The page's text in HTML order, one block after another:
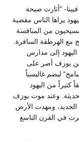
"أثارت صيحة
يراها الناس مفضية
التجار المسيحيون من المنافسة
مع الهرطقة السافرة.
إلى مدارس
يوزف أصر على
ليضم غاليسياً
من اليهود
الحديثة. وعند موت يوزف
الجديد، ومهدت الأرض
في القرن التاسع